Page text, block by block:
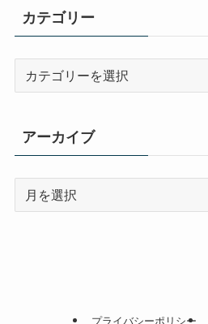
カテゴリー
ー
アーカイブ
プライバシーポリシー